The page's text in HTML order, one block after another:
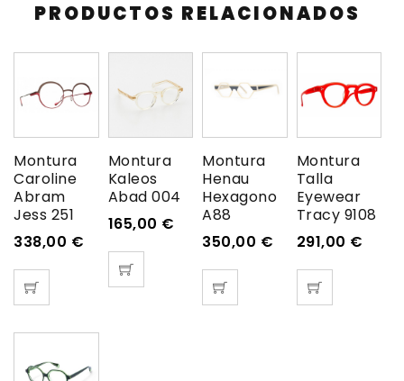
PRODUCTOS RELACIONADOS
Montura
Caroline
Abram
Jess 251
338,00 €
Montura
Kaleos
Abad 004
165,00 €
Montura
Henau
Hexagono
A88
350,00 €
Montura
Talla
Eyewear
Tracy 9108
291,00 €